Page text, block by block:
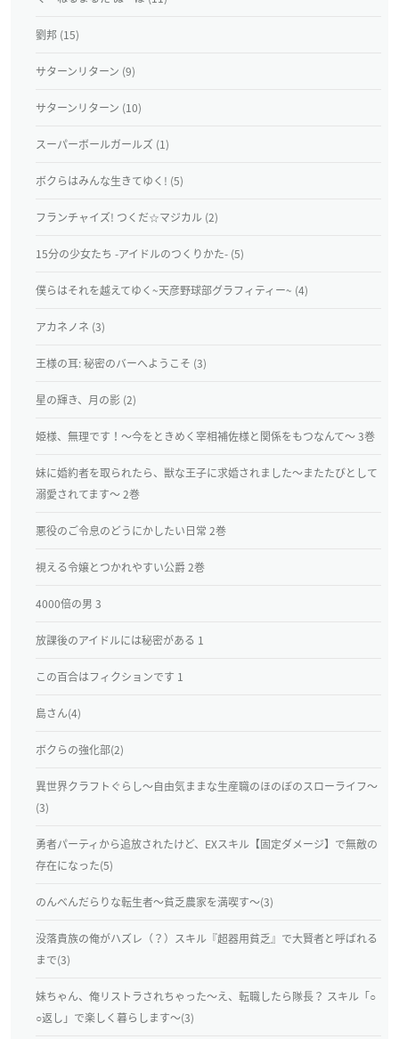
劉邦 (15)
サターンリターン (9)
サターンリターン (10)
スーパーボールガールズ (1)
ボクらはみんな生きてゆく! (5)
フランチャイズ! つくだ☆マジカル (2)
15分の少女たち -アイドルのつくりかた- (5)
僕らはそれを越えてゆく~天彦野球部グラフィティー~ (4)
アカネノネ (3)
王様の耳: 秘密のバーへようこそ (3)
星の輝き、月の影 (2)
姫様、無理です！～今をときめく宰相補佐様と関係をもつなんて～ 3巻
妹に婚約者を取られたら、獣な王子に求婚されました～またたびとして
溺愛されてます～ 2巻
悪役のご令息のどうにかしたい日常 2巻
視える令嬢とつかれやすい公爵 2巻
4000倍の男 3
放課後のアイドルには秘密がある 1
この百合はフィクションです 1
島さん(4)
ボクらの強化部(2)
異世界クラフトぐらし～自由気ままな生産職のほのぼのスローライフ～
(3)
勇者パーティから追放されたけど、EXスキル【固定ダメージ】で無敵の
存在になった(5)
のんべんだらりな転生者～貧乏農家を満喫す～(3)
没落貴族の俺がハズレ（？）スキル『超器用貧乏』で大賢者と呼ばれる
まで(3)
妹ちゃん、俺リストラされちゃった～え、転職したら隊長？ スキル「○
○返し」で楽しく暮らします～(3)